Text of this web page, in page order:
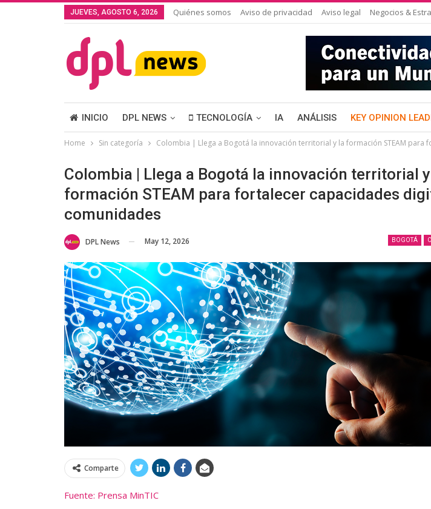
JUEVES, AGOSTO 6, 2026 Quiénes somos Aviso de privacidad Aviso legal Negocios &
INICIO DPL NEWS TECNOLOGÍA IA ANÁLISIS KEY OPINION
Home Sin categoría Colombia | Llega a Bogotá la innovación territorial y la formación STEAM
Colombia | Llega a Bogotá la innovación territorial
formación STEAM para fortalecer capacidades
comunidades
BOGOTÁ
DPL News May 12, 2026
Comparte
Fuente: Prensa MinTIC